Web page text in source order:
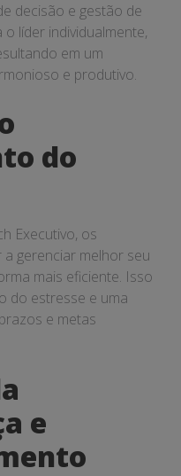
decisão e gestão de
líder individualmente,
em um
e produtivo.
do
Executivo, os
gerenciar melhor seu
mais eficiente. Isso
do estresse e uma
e metas
e